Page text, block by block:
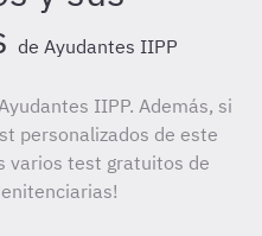
de Ayudantes IIPP
IIPP. Además, si
personalizados de este
varios test gratuitos de